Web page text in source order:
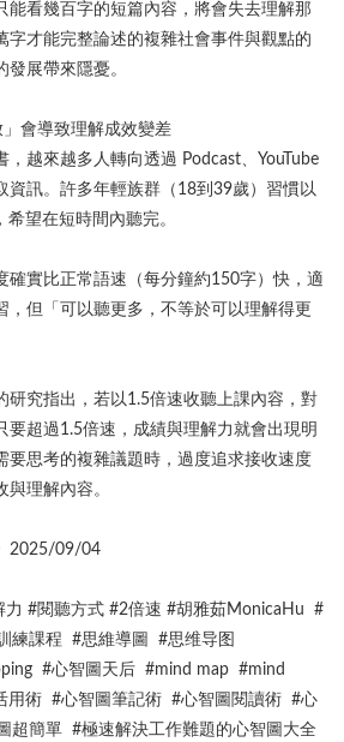
能看幾百字的短篇內容，將會失去理解那
字才能完整論述的複雜社會事件與觀點的
展帶來隱憂。
會導致理解成效變差
，越來越多人轉向透過 Podcast、YouTube
資訊。許多年輕族群（18到39歲）習慣以
望在短時間內聽完。
確實比正常語速（每分鐘約150字）快，適
，但「可以聽更多，不等於可以理解得更
研究指出，若以1.5倍速收聽上課內容，對
要超過1.5倍速，成績與理解力就會出現明
要思考的複雜議題時，過度追求接收速度
理解內容。
2025/09/04
力 #閱聽方式 #2倍速 #胡雅茹MonicaHu #
練課程 #思維導圖 #思维导图
#心智圖天后 #mind map #mind
用術 #心智圖筆記術 #心智圖閱讀術 #心
超簡單 #極速解決工作難題的心智圖大全